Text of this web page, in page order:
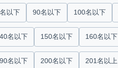
以下 90名以下 100名以下
名以下 150名以下 160名以下
名以下 200名以下 201名以上